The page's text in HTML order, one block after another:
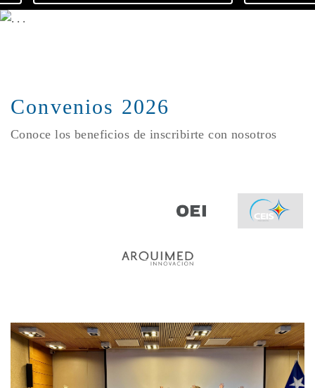
Convenios 2026
Conoce los beneficios de inscribirte con nosotros